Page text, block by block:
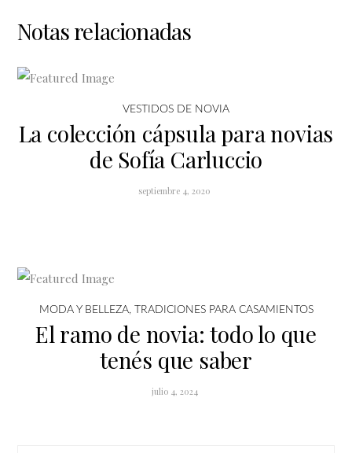
Notas relacionadas
VESTIDOS DE NOVIA
La colección cápsula para novias
de Sofía Carluccio
septiembre 4, 2020
MODA Y BELLEZA, TRADICIONES PARA CASAMIENTOS
El ramo de novia: todo lo que
tenés que saber
julio 4, 2024